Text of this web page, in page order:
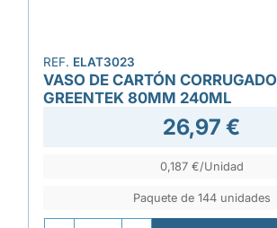
REF. ELAT3023
VASO DE CARTÓN CORRUGADO
GREENTEK 80MM 240ML
26,97 €
0,187 €/Unidad
Paquete de 144 unidades